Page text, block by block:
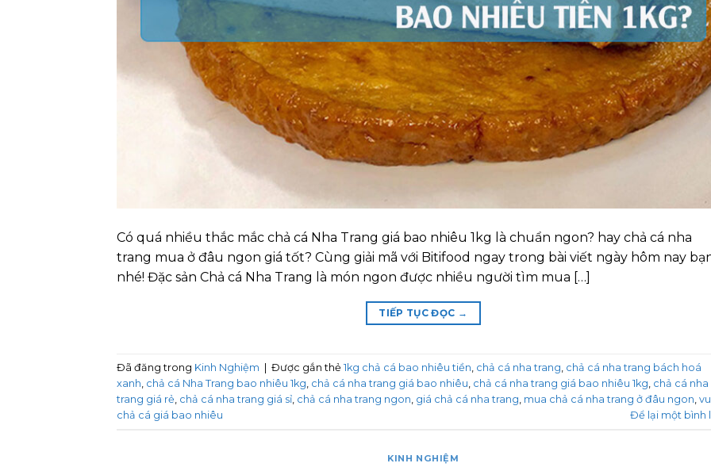
Có quá nhiều thắc mắc chả cá Nha Trang giá bao nhiêu 1kg là chuẩn ngon? hay chả cá nha
trang mua ở đâu ngon giá tốt? Cùng giải mã với Bitifood ngay trong bài viết ngày hôm nay
nhé! Đặc sản Chả cá Nha Trang là món ngon được nhiều người tìm mua […]
TIẾP TỤC ĐỌC →
Đã đăng trong Kinh Nghiệm | Được gắn thẻ 1kg chả cá bao nhiêu tiền chả cá nha trang chả cá nha trang bách hoá
xanh chả cá Nha Trang bao nhiêu 1kg chả cá nha trang giá bao nhiêu chả cá nha trang giá bao nhiêu 1kg chả cá nha
trang giá rẻ chả cá nha trang giá sỉ chả cá nha trang ngon giá chả cá nha trang mua chả cá nha trang ở đâu ngon
chả cá giá bao nhiêu
Để lại một bình
KINH NGHIỆM